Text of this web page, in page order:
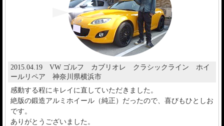
2015.04.19 VW ゴルフ カブリオレ クラシックライン ホイ
ールリペア 神奈川県横浜市
感動する程にキレイに直していただきました。
絶版の鍛造アルミホイール（純正）だったので、喜びもひとしお
です。
ありがとうございました。